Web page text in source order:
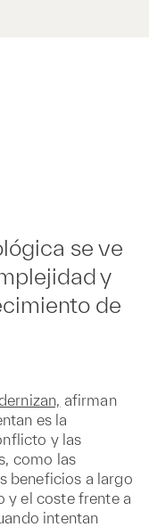
se ve
y
de
afirman
es la
y las
como las
beneficios a largo
y el coste frente a
intentan